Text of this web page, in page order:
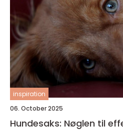
inspiration
06. October 2025
Hundesaks: Nøglen til